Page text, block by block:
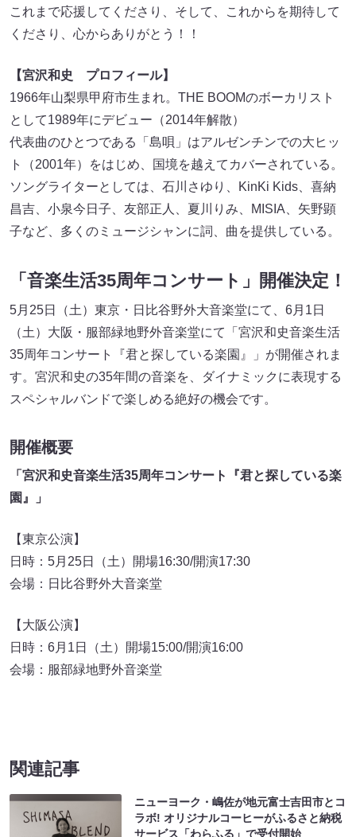
これまで応援してくださり、そして、これからを期待して
くださり、心からありがとう！！
【宮沢和史 プロフィール】
1966年山梨県甲府市生まれ。THE BOOMのボーカリスト
として1989年にデビュー（2014年解散）
代表曲のひとつである「島唄」はアルゼンチンでの大ヒッ
ト（2001年）をはじめ、国境を越えてカバーされている。
ソングライターとしては、石川さゆり、KinKi Kids、喜納
昌吉、小泉今日子、友部正人、夏川りみ、MISIA、矢野顕
子など、多くのミュージシャンに詞、曲を提供している。
「音楽生活35周年コンサート」開催決定！
5月25日（土）東京・日比谷野外大音楽堂にて、6月1日
（土）大阪・服部緑地野外音楽堂にて「宮沢和史音楽生活
35周年コンサート『君と探している楽園』」が開催されま
す。宮沢和史の35年間の音楽を、ダイナミックに表現する
スペシャルバンドで楽しめる絶好の機会です。
開催概要
「宮沢和史音楽生活35周年コンサート『君と探している楽
園』」
【東京公演】
日時：5月25日（土）開場16:30/開演17:30
会場：日比谷野外大音楽堂
【大阪公演】
日時：6月1日（土）開場15:00/開演16:00
会場：服部緑地野外音楽堂
関連記事
ニューヨーク・嶋佐が地元富士吉田市とコ
ラボ! オリジナルコーヒーがふるさと納税
サービス「わらふる」で受付開始